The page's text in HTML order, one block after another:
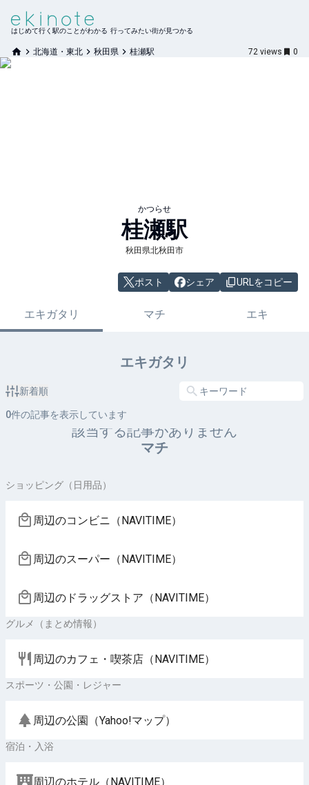
はじめて行く駅のことがわかる 行ってみたい街が見つかる
北海道・東北 秋田県 桂瀬駅 72 views 0
かつらせ
桂瀬駅
秋田県北秋田市
ポスト シェア URLをコピー
エキガタリ マチ エキ
エキガタリ
新着順
0件の記事を表示しています
該当する記事がありません
マチ
ショッピング（日用品）
周辺のコンビニ（NAVITIME）
周辺のスーパー（NAVITIME）
周辺のドラッグストア（NAVITIME）
グルメ（まとめ情報）
周辺のカフェ・喫茶店（NAVITIME）
スポーツ・公園・レジャー
周辺の公園（Yahoo!マップ）
宿泊・入浴
周辺のホテル（NAVITIME）